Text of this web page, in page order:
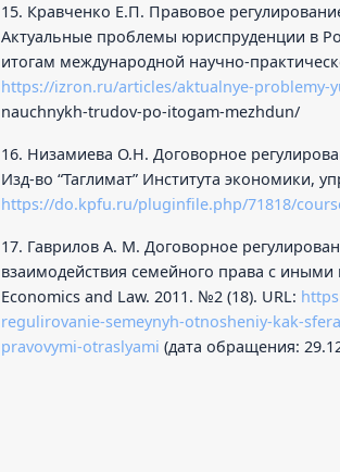
15. Кравченко Е.П. Правовое
Актуальные проблемы юриспруденции в
итогам международной научно-
https://izron.ru/articles/aktualnye-problemy-
nauchnykh-trudov-po-itogam-mezhdun/
16. Низамиева О.Н. Договорное
Изд-во “Таглимат” Института экономики,
https://do.kpfu.ru/pluginfile.php/71818/
17. Гаврилов А. М. Договорное
взаимодействия семейного права с
Economics and Law. 2011. №2 (18). URL:
regulirovanie-semeynyh-otnosheniy-kak-
pravovymi-otraslyami (дата обращения: